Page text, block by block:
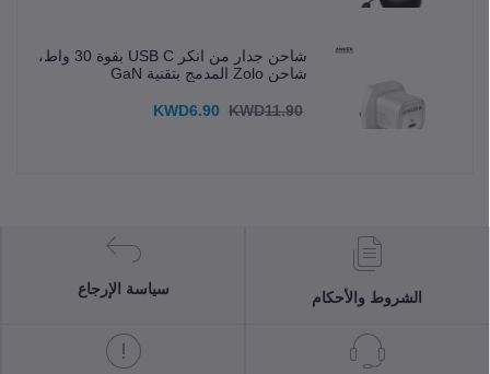
شاحن جدار من انكر USB C بقوة 30 واط،
شاحن Zolo المدمج بتقنية GaN
KWD6.90 KWD11.90
الشروط والأحكام
سياسة الإرجاع